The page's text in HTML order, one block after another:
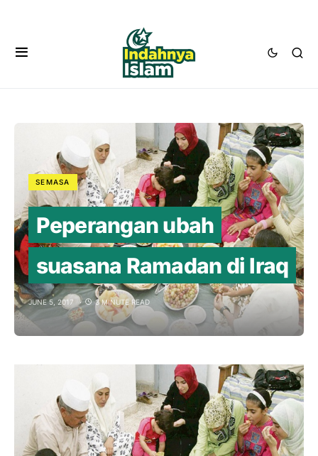
SEMASA
Peperangan ubah
suasana Ramadan di Iraq
JUNE 5, 2017 3 MINUTE READ